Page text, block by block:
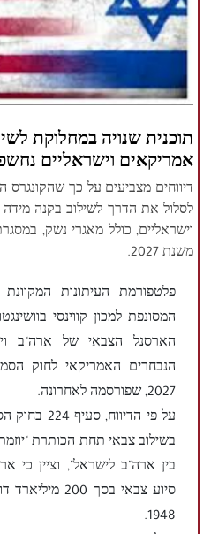
|فارسي|
English
|العربيه|
|עברית |
русский|中文
|
הזכויות שמורות נור ניוז
תוכנית שנויה במחלוקת
אמריקאים וישראליים
דיווחים מצביעים על כך שהקונגרס
לסלול את הדרך לשילוב בקנה
וישראליים, כולל מאגרי נשק,
משנת 2027.
המסונפת למכון קווינסי
הארסנל הצבאי של ארה"ב
הנבחרים האמריקאי לחוק
2027, שפורסמה לאחרונה.
על פי
בשילוב צבאי תחת הכותרת
בין ארה"ב לישראל", וציין כי
סיוע צבאי בסך
1948.